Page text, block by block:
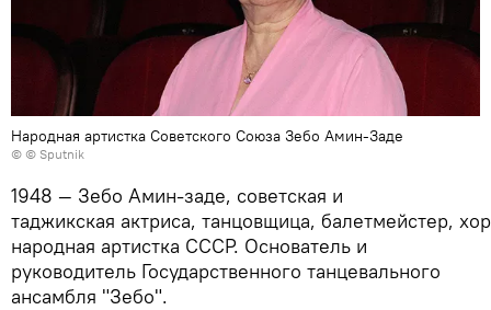
Народная артистка Советского Союза Зебо Амин-Заде
© © Sputnik
1948 — Зебо Амин-заде, советская и
таджикская актриса, танцовщица, балетмейстер,
народная артистка СССР. Основатель и
руководитель Государственного танцевального
ансамбля "Зебо".